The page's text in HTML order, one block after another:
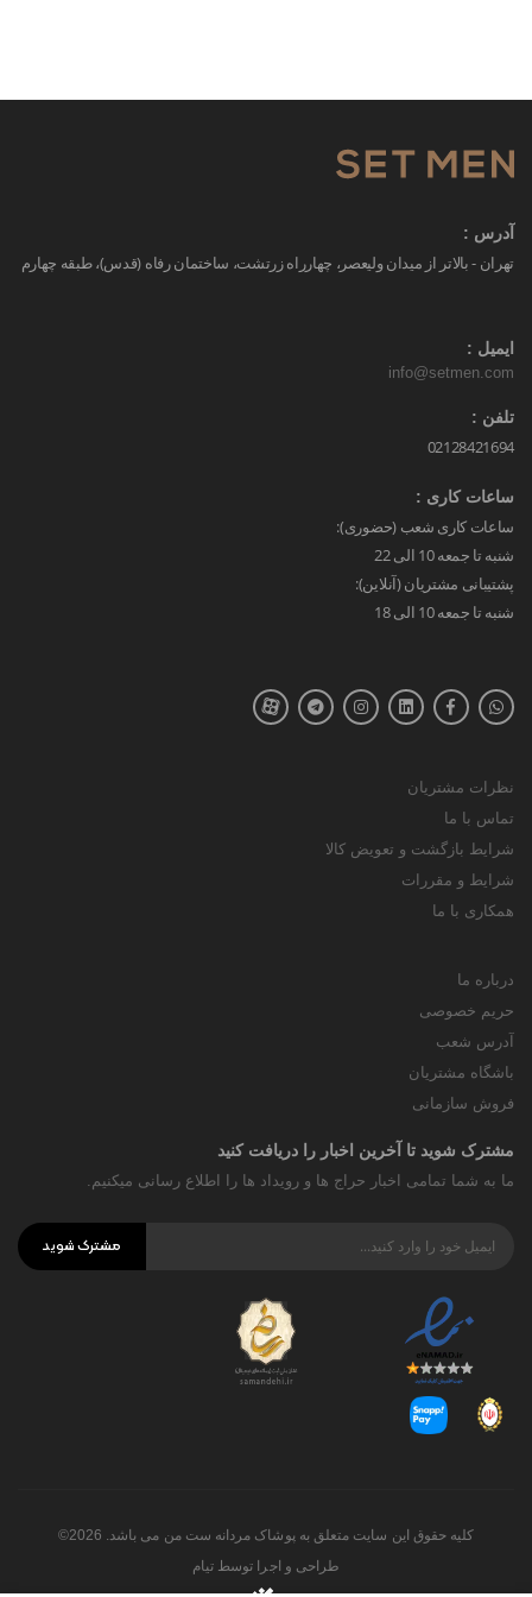
آدرس :
تهران - بالاتر از میدان ولیعصر، چهارراه زرتشت، ساختمان رفاه (قدس)، طبقه چهارم
ایمیل :
info@setmen.com
تلفن :
02128421694
ساعات کاری :
ساعات کاری شعب (حضوری):
شنبه تا جمعه 10 الی 22
پشتیبانی مشتریان (آنلاین):
شنبه تا جمعه 10 الی 18
نظرات مشتریان
تماس با ما
شرایط بازگشت و تعویض کالا
شرایط و مقررات
همکاری با ما
درباره ما
حریم خصوصی
آدرس شعب
باشگاه مشتریان
فروش سازمانی
مشترک شوید تا آخرین اخبار را دریافت کنید
ما به شما تمامی اخبار حراج ها و رویداد ها را اطلاع رسانی میکنیم.
مشترک شوید
کلیه حقوق این سایت متعلق به پوشاک مردانه ست من می باشد. 2026©
طراحی و اجرا توسط تیام